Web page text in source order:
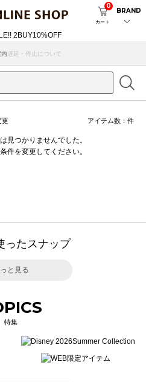
カート
0
BRAND
遅延・停止について
更 アイテム数： 件
見つかりませんでした。
件を変更してください。
ったスナップ
と見る
特集